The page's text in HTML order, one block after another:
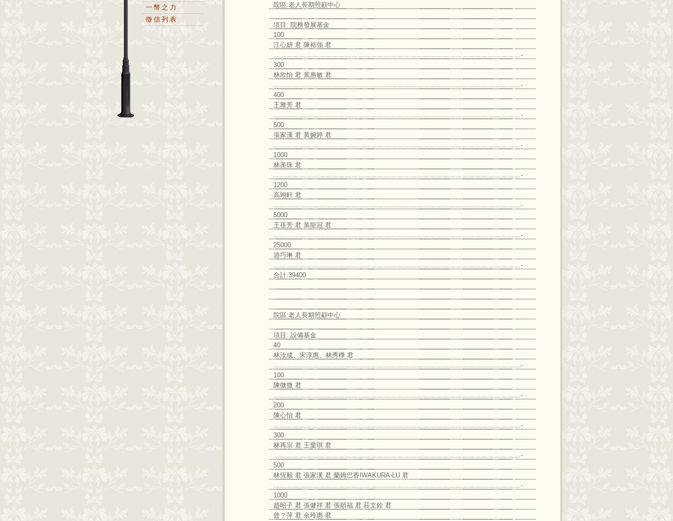
一幣之力
徵信列表
院區:老人長期照顧中心
項目: 院務發展基金
100
江心妍 君 陳裕強 君
﹏﹏﹏﹏﹏﹏﹏﹏﹏﹏﹏﹏﹏﹏﹏﹏﹏﹏﹏﹏﹏﹏﹏﹏﹏﹏﹏﹏﹏﹏﹏﹏﹏﹏﹏﹏﹏﹏-
300
林欣怡 君 黃惠敏 君
﹏﹏﹏﹏﹏﹏﹏﹏﹏﹏﹏﹏﹏﹏﹏﹏﹏﹏﹏﹏﹏﹏﹏﹏﹏﹏﹏﹏﹏﹏﹏﹏﹏﹏﹏﹏﹏﹏-
400
王雅芳 君
﹏﹏﹏﹏﹏﹏﹏﹏﹏﹏﹏﹏﹏﹏﹏﹏﹏﹏﹏﹏﹏﹏﹏﹏﹏﹏﹏﹏﹏﹏﹏﹏﹏﹏﹏﹏﹏﹏-
500
張家漢 君 黃婉婷 君
﹏﹏﹏﹏﹏﹏﹏﹏﹏﹏﹏﹏﹏﹏﹏﹏﹏﹏﹏﹏﹏﹏﹏﹏﹏﹏﹏﹏﹏﹏﹏﹏﹏﹏﹏﹏﹏﹏-
1000
林美珠 君
﹏﹏﹏﹏﹏﹏﹏﹏﹏﹏﹏﹏﹏﹏﹏﹏﹏﹏﹏﹏﹏﹏﹏﹏﹏﹏﹏﹏﹏﹏﹏﹏﹏﹏﹏﹏﹏﹏-
1200
高翊軒 君
﹏﹏﹏﹏﹏﹏﹏﹏﹏﹏﹏﹏﹏﹏﹏﹏﹏﹏﹏﹏﹏﹏﹏﹏﹏﹏﹏﹏﹏﹏﹏﹏﹏﹏﹏﹏﹏﹏-
5000
王蓓芳 君 黃龍冠 君
﹏﹏﹏﹏﹏﹏﹏﹏﹏﹏﹏﹏﹏﹏﹏﹏﹏﹏﹏﹏﹏﹏﹏﹏﹏﹏﹏﹏﹏﹏﹏﹏﹏﹏﹏﹏﹏﹏-
25000
游巧琳 君
﹏﹏﹏﹏﹏﹏﹏﹏﹏﹏﹏﹏﹏﹏﹏﹏﹏﹏﹏﹏﹏﹏﹏﹏﹏﹏﹏﹏﹏﹏﹏﹏﹏﹏﹏﹏﹏﹏-
合計:39400
院區:老人長期照顧中心
項目: 設備基金
40
林汝成、宋淳惠、林秀樺 君
﹏﹏﹏﹏﹏﹏﹏﹏﹏﹏﹏﹏﹏﹏﹏﹏﹏﹏﹏﹏﹏﹏﹏﹏﹏﹏﹏﹏﹏﹏﹏﹏﹏﹏﹏﹏﹏﹏-
100
陳微微 君
﹏﹏﹏﹏﹏﹏﹏﹏﹏﹏﹏﹏﹏﹏﹏﹏﹏﹏﹏﹏﹏﹏﹏﹏﹏﹏﹏﹏﹏﹏﹏﹏﹏﹏﹏﹏﹏﹏-
200
陳心怡 君
﹏﹏﹏﹏﹏﹏﹏﹏﹏﹏﹏﹏﹏﹏﹏﹏﹏﹏﹏﹏﹏﹏﹏﹏﹏﹏﹏﹏﹏﹏﹏﹏﹏﹏﹏﹏﹏﹏-
300
林再宗 君 王愛琪 君
﹏﹏﹏﹏﹏﹏﹏﹏﹏﹏﹏﹏﹏﹏﹏﹏﹏﹏﹏﹏﹏﹏﹏﹏﹏﹏﹏﹏﹏﹏﹏﹏﹏﹏﹏﹏﹏﹏-
500
林恆毅 君 張家漢 君 蘭姆巴香IWAKURA-LU 君
﹏﹏﹏﹏﹏﹏﹏﹏﹏﹏﹏﹏﹏﹏﹏﹏﹏﹏﹏﹏﹏﹏﹏﹏﹏﹏﹏﹏﹏﹏﹏﹏﹏﹏﹏﹏﹏﹏-
1000
趙昭子 君 張健祥 君 張順福 君 莊文銓 君
曾？萍 君 余玲惠 君